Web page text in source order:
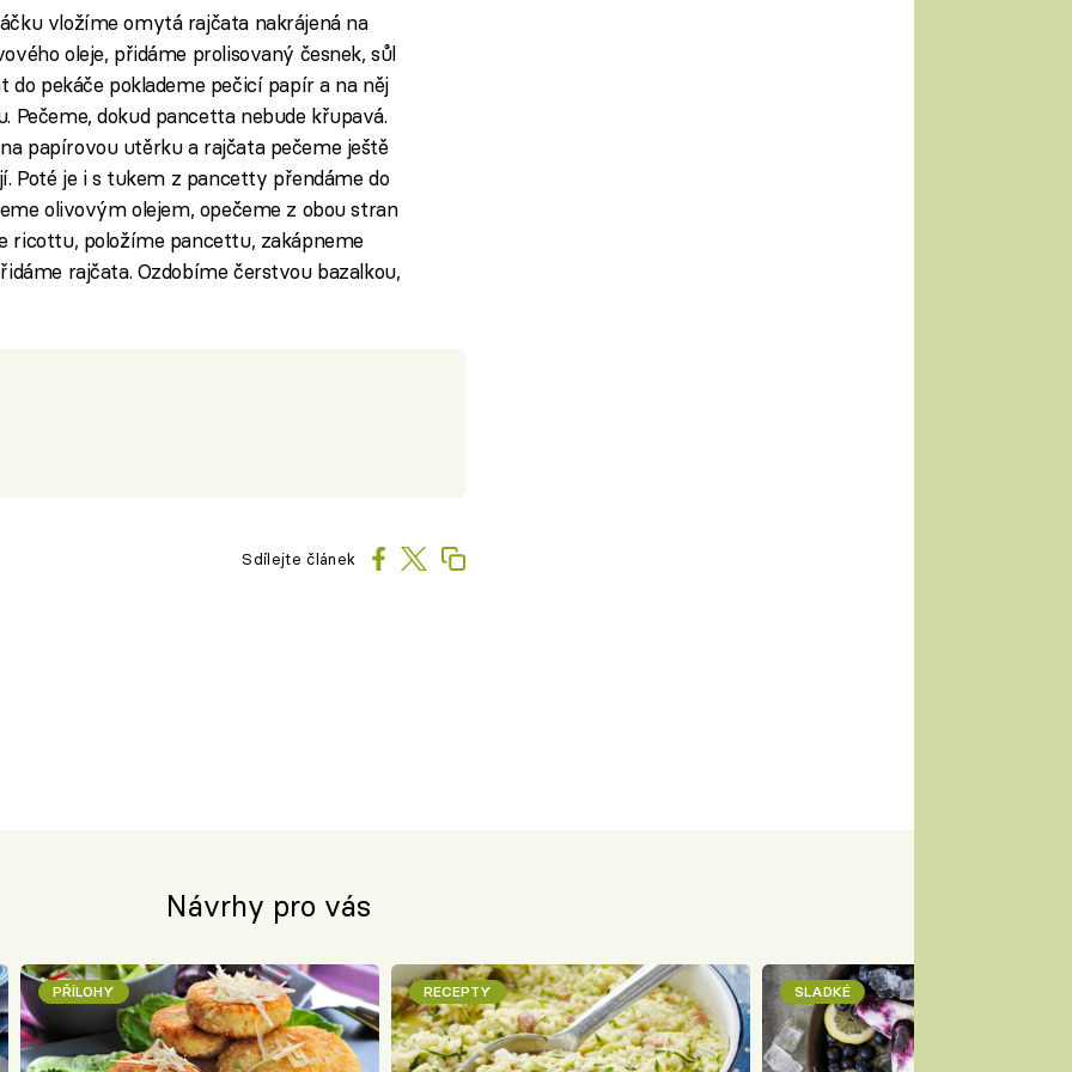
vložíme omytá rajčata nakrájená na
oleje, přidáme prolisovaný česnek, sůl
pekáče poklademe pečicí papír a na něj
dokud pancetta nebude křupavá.
papírovou utěrku a rajčata pečeme ještě
Poté je i s tukem z pancetty přendáme do
olivovým olejem, opečeme z obou stran
ricottu, položíme pancettu, zakápneme
rajčata. Ozdobíme čerstvou bazalkou,
Sdílejte článek
Návrhy pro vás
PŘÍLOHY RECEPTY SLADKÉ